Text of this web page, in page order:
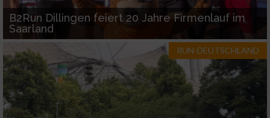
B2Run Dillingen feiert 20 Jahre Firmenlauf im
Saarland
RUN-DEUTSCHLAND